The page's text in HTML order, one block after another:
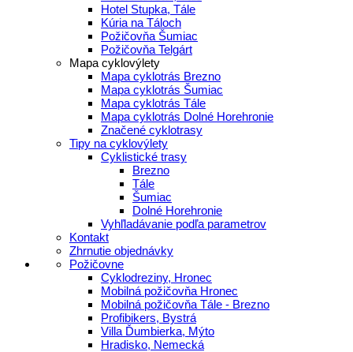
Hotel Stupka, Tále
Kúria na Táloch
Požičovňa Šumiac
Požičovňa Telgárt
Mapa cyklovýlety
Mapa cyklotrás Brezno
Mapa cyklotrás Šumiac
Mapa cyklotrás Tále
Mapa cyklotrás Dolné Horehronie
Značené cyklotrasy
Tipy na cyklovýlety
Cyklistické trasy
Brezno
Tále
Šumiac
Dolné Horehronie
Vyhľladávanie podľa parametrov
Kontakt
Zhrnutie objednávky
Požičovne
Cyklodreziny, Hronec
Mobilná požičovňa Hronec
Mobilná požičovňa Tále - Brezno
Profibikers, Bystrá
Villa Ďumbierka, Mýto
Hradisko, Nemecká